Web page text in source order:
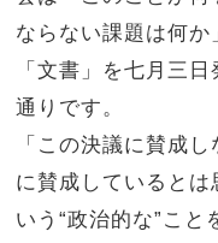
ならない課題は何
「文書」を七月三
通りです。
「この決議に賛成
に賛成しているとは
いう“政治的な”こ